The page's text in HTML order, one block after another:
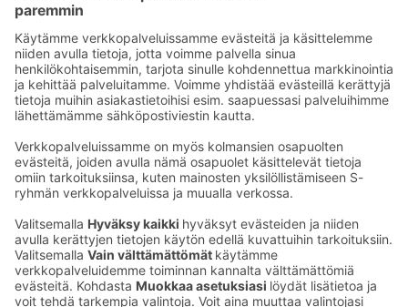
Sähköpostiosoitteet S-ryhmässä ovat muotoa
etunimi.sukunimi@sok.fi
Seuraa meitä: